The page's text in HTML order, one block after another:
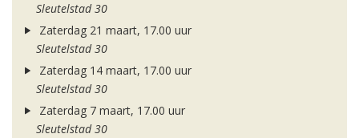
Sleutelstad 30
Zaterdag 21 maart, 17.00 uur
Sleutelstad 30
Zaterdag 14 maart, 17.00 uur
Sleutelstad 30
Zaterdag 7 maart, 17.00 uur
Sleutelstad 30